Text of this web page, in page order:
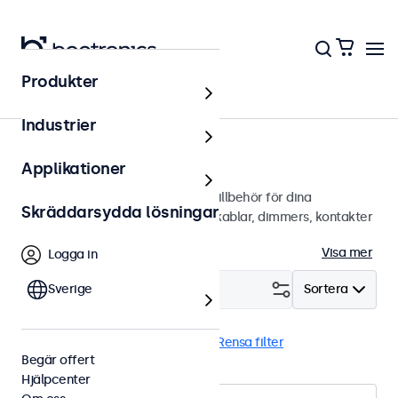
Hem
Tillbehör
Ett brett utbud av professionella tillbehör för dina
Beetronics-skärmar. Väggfästen, kablar, dimmers, kontakter
Visa mer
Sortera
Filtrera (0)
Rensa filter
Produkter
Industrier
Applikationer
Skräddarsydda lösningar
Logga in
Sverige
Begär offert
Hjälpcenter